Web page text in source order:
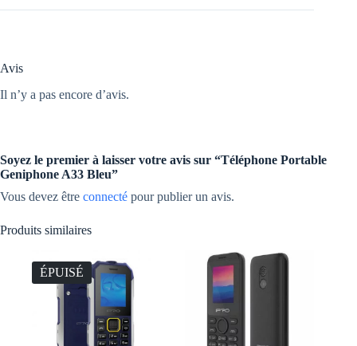
Avis
Il n’y a pas encore d’avis.
Soyez le premier à laisser votre avis sur “Téléphone Portable
Geniphone A33 Bleu”
Vous devez être connecté pour publier un avis.
Produits similaires
ÉPUISÉ